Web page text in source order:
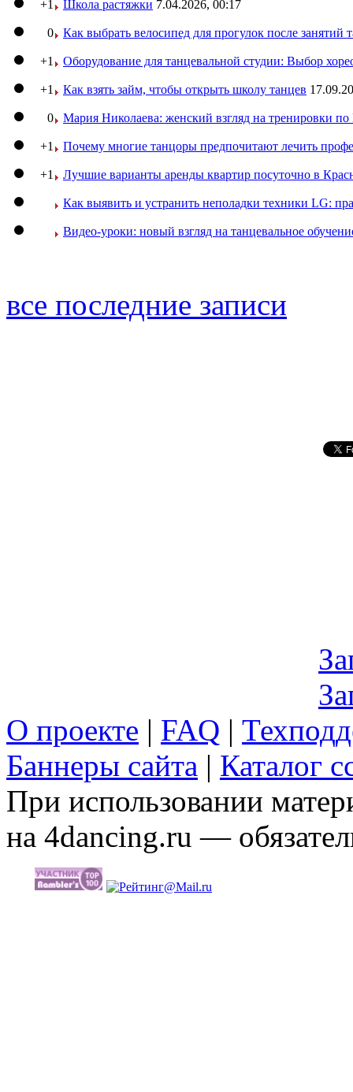
+1 Школа растяжки 7.04.2026, 00:17
0 Как выбрать велосипед для прогулок после занятий
+1 Оборудование для танцевальной студии: Выбор
+1 Как взять займ, чтобы открыть школу танцев
0 Мария Николаева: женский взгляд на тренировки
+1 Почему многие танцоры предпочитают лечить
+1 Лучшие варианты аренды квартир посуточно в
Как выявить и устранить неполадки техники LG:
Видео-уроки: новый взгляд на танцевальное
все последние записи
О проекте | FAQ |
Баннеры сайта | Каталог
При использовании
на 4dancing.ru —